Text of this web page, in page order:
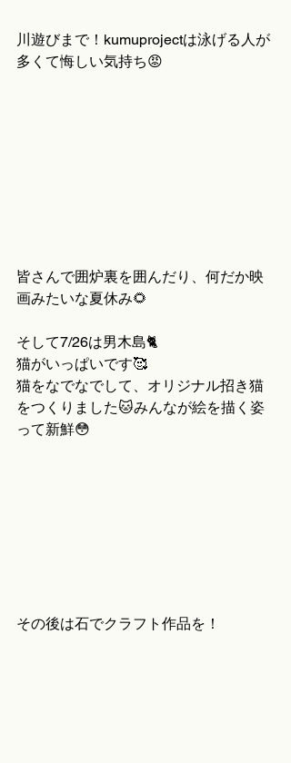
川遊びまで！kumuprojectは泳げる人が
多くて悔しい気持ち😡
皆さんで囲炉裏を囲んだり、何だか映
画みたいな夏休み🌻
そして7/26は男木島🐈
猫がいっぱいです🥰
猫をなでなでして、オリジナル招き猫
をつくりました🐱みんなが絵を描く姿
って新鮮😳
その後は石でクラフト作品を！